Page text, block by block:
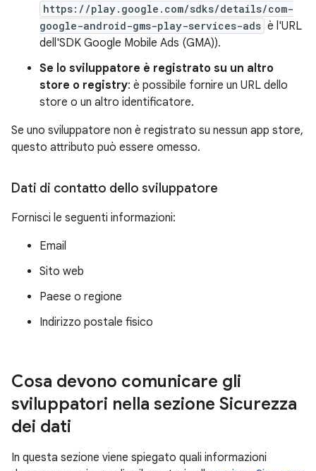
https://play.google.com/sdks/details/com-
google-android-gms-play-services-ads è l'URL
dell'SDK Google Mobile Ads (GMA)).
Se lo sviluppatore è registrato su un altro
store o registry: è possibile fornire un URL dello
store o un altro identificatore.
Se uno sviluppatore non è registrato su nessun app store,
questo attributo può essere omesso.
Dati di contatto dello sviluppatore
Fornisci le seguenti informazioni:
Email
Sito web
Paese o regione
Indirizzo postale fisico
Cosa devono comunicare gli
sviluppatori nella sezione Sicurezza
dei dati
In questa sezione viene spiegato quali informazioni